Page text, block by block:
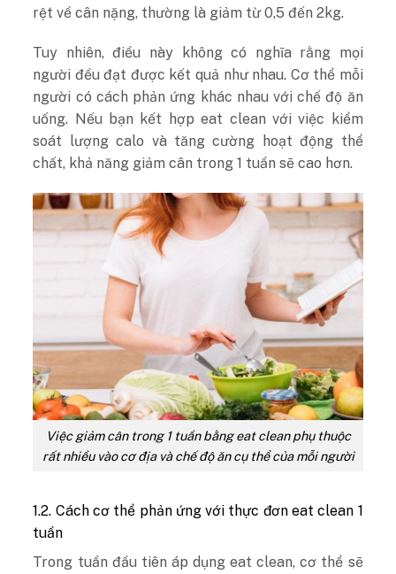
rệt về cân nặng, thường là giảm từ 0,5 đến 2kg.
Tuy nhiên, điều này không có nghĩa rằng mọi
người đều đạt được kết quả như nhau. Cơ thể mỗi
người có cách phản ứng khác nhau với chế độ ăn
uống. Nếu bạn kết hợp eat clean với việc kiểm
soát lượng calo và tăng cường hoạt động thể
chất, khả năng giảm cân trong 1 tuần sẽ cao hơn.
Việc giảm cân trong 1 tuần bằng eat clean phụ thuộc
rất nhiều vào cơ địa và chế độ ăn cụ thể của mỗi người
1.2. Cách cơ thể phản ứng với thực đơn eat clean 1
tuần
Trong tuần đầu tiên áp dụng eat clean, cơ thể sẽ